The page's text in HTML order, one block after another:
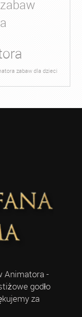
zabaw dla dzieci
Animatora -
godło
za